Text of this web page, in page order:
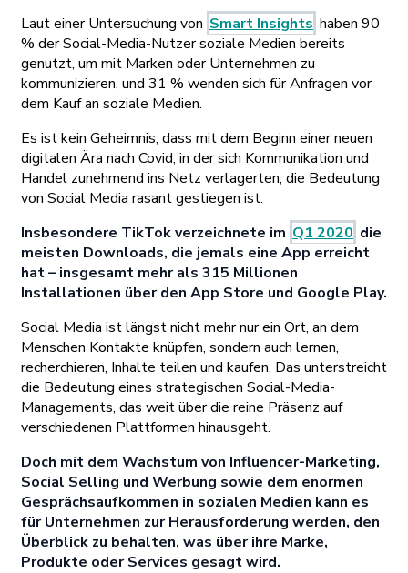
Laut einer Untersuchung von Smart Insights haben 90
% der Social-Media-Nutzer soziale Medien bereits
genutzt, um mit Marken oder Unternehmen zu
kommunizieren, und 31 % wenden sich für Anfragen vor
dem Kauf an soziale Medien.
Es ist kein Geheimnis, dass mit dem Beginn einer neuen
digitalen Ära nach Covid, in der sich Kommunikation und
Handel zunehmend ins Netz verlagerten, die Bedeutung
von Social Media rasant gestiegen ist.
Insbesondere TikTok verzeichnete im Q1 2020 die
meisten Downloads, die jemals eine App erreicht
hat – insgesamt mehr als 315 Millionen
Installationen über den App Store und Google Play.
Social Media ist längst nicht mehr nur ein Ort, an dem
Menschen Kontakte knüpfen, sondern auch lernen,
recherchieren, Inhalte teilen und kaufen. Das unterstreicht
die Bedeutung eines strategischen Social-Media-
Managements, das weit über die reine Präsenz auf
verschiedenen Plattformen hinausgeht.
Doch mit dem Wachstum von Influencer-Marketing,
Social Selling und Werbung sowie dem enormen
Gesprächsaufkommen in sozialen Medien kann es
für Unternehmen zur Herausforderung werden, den
Überblick zu behalten, was über ihre Marke,
Produkte oder Services gesagt wird.